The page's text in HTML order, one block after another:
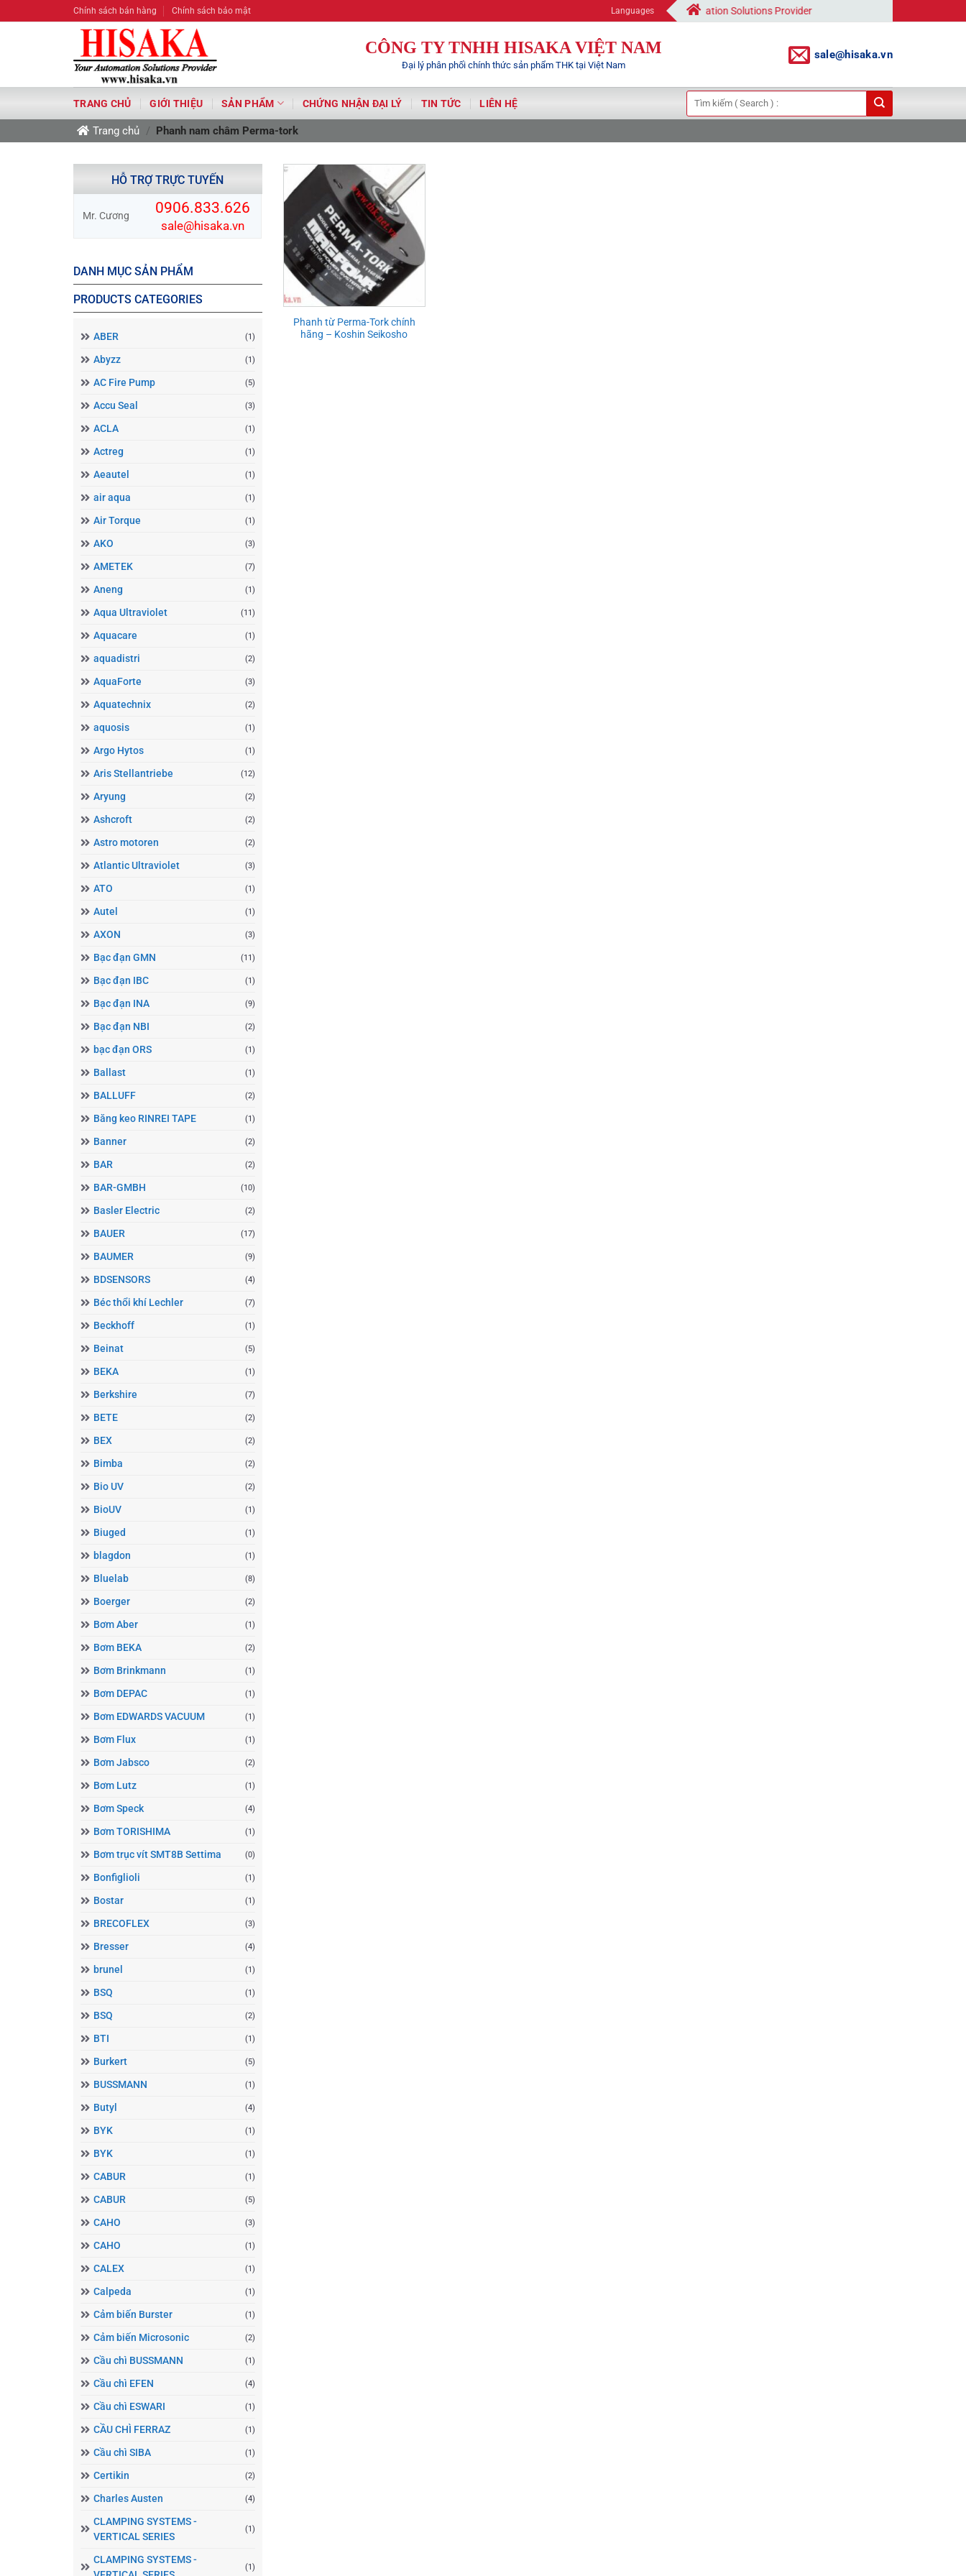
qua
Chính sách bán hàng Chính sách bảo mật Languages
Hisaka | Your Automation Solutions Provider
CÔNG TY TNHH HISAKA VIỆT NAM
Đại lý phân phối chính thức sản phẩm THK tại Việt Nam
sale@hisaka.vn
TRANG CHỦ GIỚI THIỆU SẢN PHẨM CHỨNG NHẬN ĐẠI LÝ TIN TỨC LIÊN HỆ
Tìm
kiếm:
Trang chủ / Phanh nam châm Perma-tork
HỖ TRỢ TRỰC TUYẾN
Mr. Cương 0906.833.626
sale@hisaka.vn
DANH MỤC SẢN PHẨM
PRODUCTS CATEGORIES
ABER (1)
Abyzz (1)
AC Fire Pump (5)
Accu Seal (3)
ACLA (1)
Actreg (1)
Aeautel (1)
air aqua (1)
Air Torque (1)
AKO (3)
AMETEK (7)
Aneng (1)
Aqua Ultraviolet (11)
Aquacare (1)
aquadistri (2)
AquaForte (3)
Aquatechnix (2)
aquosis (1)
Argo Hytos (1)
Aris Stellantriebe (12)
Aryung (2)
Ashcroft (2)
Astro motoren (2)
Atlantic Ultraviolet (3)
ATO (1)
Autel (1)
AXON (3)
Bạc đạn GMN (11)
Bạc đạn IBC (1)
Bạc đạn INA (9)
Bạc đạn NBI (2)
bạc đạn ORS (1)
Ballast (1)
BALLUFF (2)
Băng keo RINREI TAPE (1)
Banner (2)
BAR (2)
BAR-GMBH (10)
Basler Electric (2)
BAUER (17)
BAUMER (9)
BDSENSORS (4)
Béc thổi khí Lechler (7)
Beckhoff (1)
Beinat (5)
BEKA (1)
Berkshire (7)
BETE (2)
BEX (2)
Bimba (2)
Bio UV (2)
BioUV (1)
Biuged (1)
blagdon (1)
Bluelab (8)
Boerger (2)
Bơm Aber (1)
Bơm BEKA (2)
Bơm Brinkmann (1)
Bơm DEPAC (1)
Bơm EDWARDS VACUUM (1)
Bơm Flux (1)
Bơm Jabsco (2)
Bơm Lutz (1)
Bơm Speck (4)
Bơm TORISHIMA (1)
Bơm trục vít SMT8B Settima (0)
Bonfiglioli (1)
Bostar (1)
BRECOFLEX (3)
Bresser (4)
brunel (1)
BSQ (1)
BSQ (2)
BTI (1)
Burkert (5)
BUSSMANN (1)
Butyl (4)
BYK (1)
BYK (1)
CABUR (1)
CABUR (5)
CAHO (3)
CAHO (1)
CALEX (1)
Calpeda (1)
Cảm biến Burster (1)
Cảm biến Microsonic (2)
Cầu chì BUSSMANN (1)
Cầu chì EFEN (4)
Cầu chì ESWARI (1)
CẦU CHÌ FERRAZ (1)
Cầu chì SIBA (1)
Certikin (2)
Charles Austen (4)
CLAMPING SYSTEMS -
VERTICAL SERIES
(1)
CLAMPING SYSTEMS -
(1)
Phanh từ Perma-Tork chính
hãng – Koshin Seikosho